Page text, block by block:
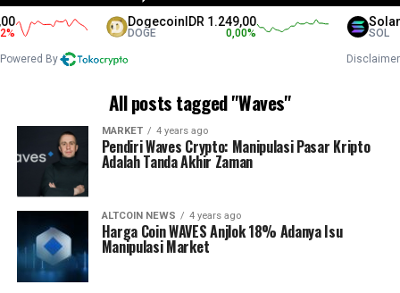
DogecoinIDR 1.249,00
DOGE 0,00% SOL
Powered By Disclaimer
All posts tagged "Waves"
MARKET 4 years ago
Pendiri Waves Crypto: Manipulasi Pasar Kripto
Adalah Tanda Akhir Zaman
ALTCOIN NEWS 4 years ago
Harga Coin WAVES Anjlok 18% Adanya Isu
Manipulasi Market